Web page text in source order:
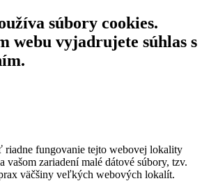
súbory cookies.
webu vyjadrujete súhlas s
riadne fungovanie tejto webovej lokality
vašom zariadení malé dátové súbory, tzv.
väčšiny veľkých webových lokalít.